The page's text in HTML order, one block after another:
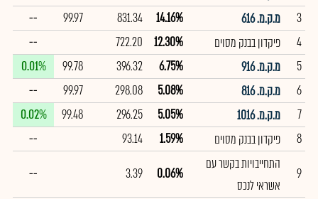
3
מ.ק.מ. 616 14.16%
831.34
99.97
--
4
פיקדון בבנק מסוים 12.30%
722.20
--
5
מ.ק.מ. 916 6.75%
396.32
99.78
0.01%
6
מ.ק.מ. 816 5.08%
298.08
99.97
--
7
מ.ק.מ. 1016 5.05%
296.25
99.48
0.02%
8
פיקדון בבנק מסוים 1.59%
93.14
--
9
התחייבויות בקשר עם
אשראי לנכס
0.06%
3.39
--